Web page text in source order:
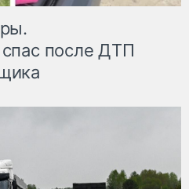
спас после ДТП